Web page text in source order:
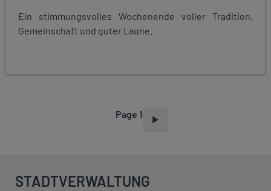
Ein stimmungsvolles Wochenende voller Tradition,
Gemeinschaft und guter Laune.
Page 1
STADTVERWALTUNG